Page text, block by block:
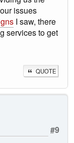
issues
I saw, there
services to get
QUOTE
#9